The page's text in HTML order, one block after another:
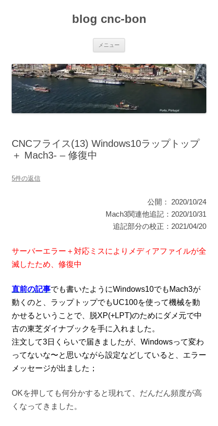
プ
blog cnc-bon
メニュー
CNCフライス(13) Windows10ラップトップ
＋ Mach3- – 修復中
5件の返信
公開： 2020/10/24
Mach3関連他追記：2020/10/31
追記部分の校正：2021/04/20
サーバーエラー＋対応ミスによりメディアファイルが全
滅したため、修復中
直前の記事でも書いたようにWindows10でもMach3が
動くのと、ラップトップでもUC100を使って機械を動
かせるということで、脱XP(+LPT)のためにダメ元で中
古の東芝ダイナブックを手に入れました。
注文して3日くらいで届きましたが、Windowsって変わ
ってないな〜と思いながら設定などしていると、エラー
メッセージが出ました；
OKを押しても何分かすると現れて、だんだん頻度が高
くなってきました。